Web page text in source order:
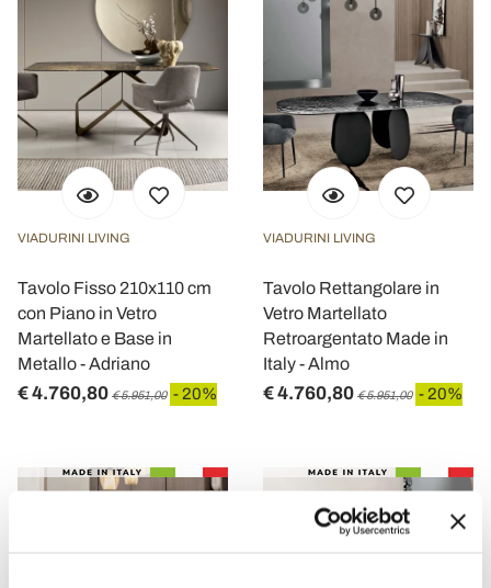
VIADURINI LIVING
Tavolo Fisso 210x110 cm
con Piano in Vetro
Martellato e Base in
Metallo - Adriano
€ 4.760,80 € 5.951,00 - 20%
VIADURINI LIVING
Tavolo Rettangolare in
Vetro Martellato
Retroargentato Made in
Italy - Almo
€ 4.760,80 € 5.951,00 - 20%